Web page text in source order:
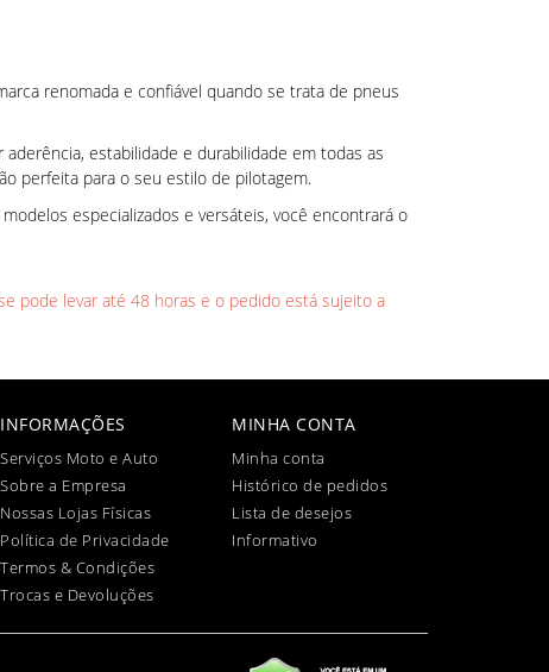
renomada e confiável quando se trata de pneus
estabilidade e durabilidade em todas as
perfeita para o seu estilo de pilotagem.
especializados e versáteis, você encontrará o
pode levar até 48 horas e o pedido está sujeito a
INFORMAÇÕES
Serviços Moto e Auto
Sobre a Empresa
Nossas Lojas Físicas
Política de Privacidade
Termos & Condições
Trocas e Devoluções
MINHA CONTA
Minha conta
Histórico de pedidos
Lista de desejos
Informativo